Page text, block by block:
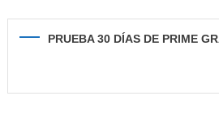
PRUEBA 30 DÍAS DE PRIME